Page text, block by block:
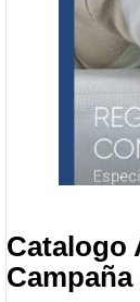
Catalogo